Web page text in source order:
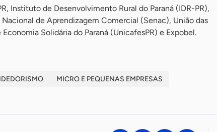
Instituto de Desenvolvimento Rural do Paraná (IDR-PR),
de Aprendizagem Comercial (Senac), União das
Solidária do Paraná (UnicafesPR) e Expobel.
MICRO E PEQUENAS EMPRESAS